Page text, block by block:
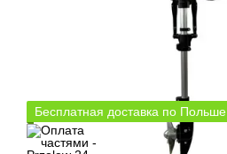
Бесплатная доставка по Польше